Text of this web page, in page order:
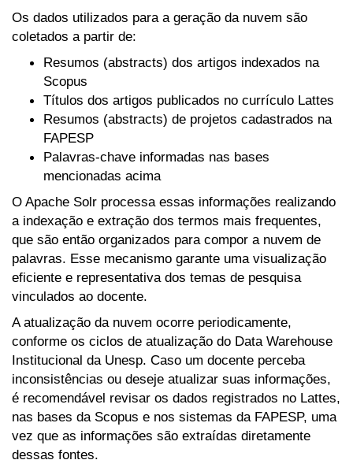
Os dados utilizados para a geração da nuvem são
coletados a partir de:
Resumos (abstracts) dos artigos indexados na
Scopus
Títulos dos artigos publicados no currículo Lattes
Resumos (abstracts) de projetos cadastrados na
FAPESP
Palavras-chave informadas nas bases
mencionadas acima
O Apache Solr processa essas informações realizando
a indexação e extração dos termos mais frequentes,
que são então organizados para compor a nuvem de
palavras. Esse mecanismo garante uma visualização
eficiente e representativa dos temas de pesquisa
vinculados ao docente.
A atualização da nuvem ocorre periodicamente,
conforme os ciclos de atualização do Data Warehouse
Institucional da Unesp. Caso um docente perceba
inconsistências ou deseje atualizar suas informações,
é recomendável revisar os dados registrados no Lattes,
nas bases da Scopus e nos sistemas da FAPESP, uma
vez que as informações são extraídas diretamente
dessas fontes.